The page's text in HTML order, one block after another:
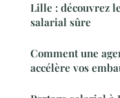
Lille : découvrez
salarial sûre
Comment une
accélère vos